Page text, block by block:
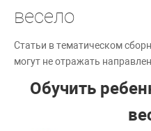
весело
Статьи в тематическом
могут не отражать
Обучить